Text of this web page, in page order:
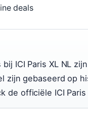
deals
ICI Paris XL NL
zijn gebaseerd op
de officiële ICI